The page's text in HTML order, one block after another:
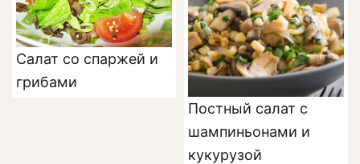
Салат со спаржей и
грибами
Постный салат с
шампиньонами и
кукурузой